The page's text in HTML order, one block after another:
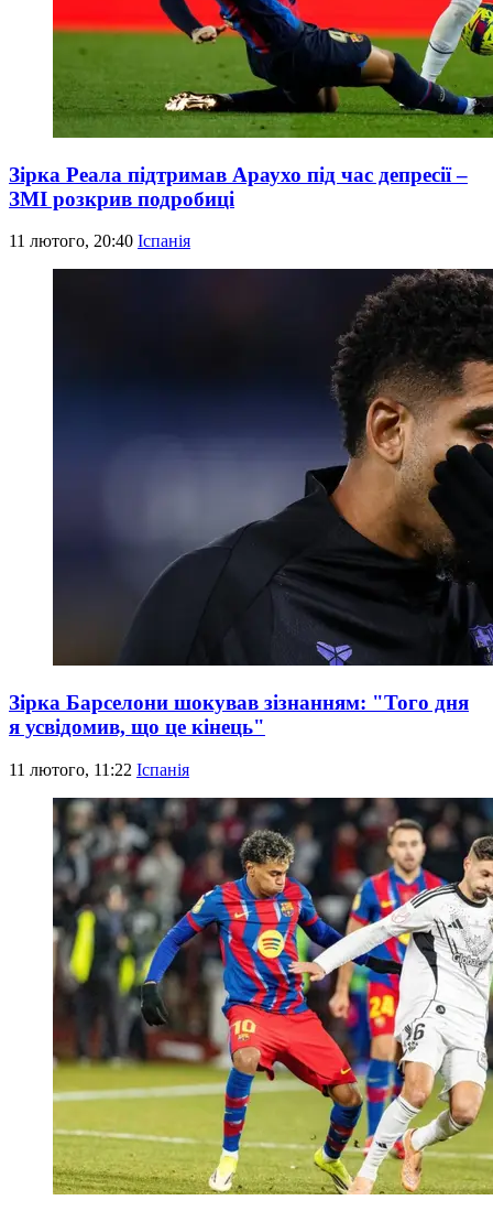
Зірка Реала підтримав Араухо під час депресії –
ЗМІ розкрив подробиці
11 лютого, 20:40 Іспанія
Зірка Барселони шокував зізнанням: "Того дня
я усвідомив, що це кінець"
11 лютого, 11:22 Іспанія